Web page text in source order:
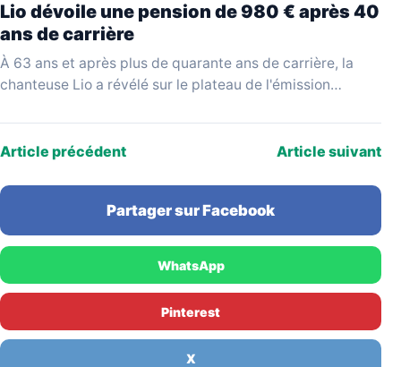
Lio dévoile une pension de 980 € après 40
ans de carrière
À 63 ans et après plus de quarante ans de carrière, la
chanteuse Lio a révélé sur le plateau de l'émission
Article précédent Article suivant
Partager sur Facebook
WhatsApp
Pinterest
X